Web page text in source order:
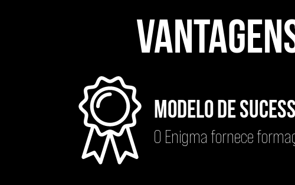
Modelo de
O Enigma fornece